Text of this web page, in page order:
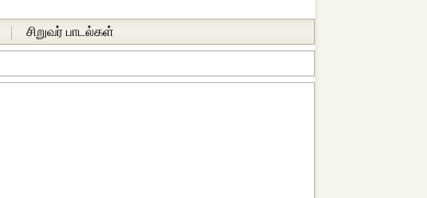
சிறுவர் பாடல்கள்